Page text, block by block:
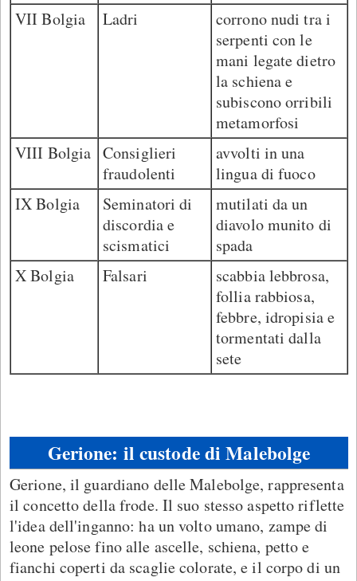
VII Bolgia
Ladri
corrono nudi tra i
serpenti con le
mani legate dietro
la schiena e
subiscono orribili
metamorfosi
VIII Bolgia Consiglieri
fraudolenti
avvolti in una
lingua di fuoco
IX Bolgia
Seminatori di
discordia e
scismatici
mutilati da un
diavolo munito di
spada
X Bolgia
Falsari
scabbia lebbrosa,
follia rabbiosa,
febbre, idropisia e
tormentati dalla
sete
Gerione: il custode di Malebolge
Gerione, il guardiano delle Malebolge, rappresenta
il concetto della frode. Il suo stesso aspetto riflette
l'idea dell'inganno: ha un volto umano, zampe di
leone pelose fino alle ascelle, schiena, petto e
fianchi coperti da scaglie colorate, e il corpo di un